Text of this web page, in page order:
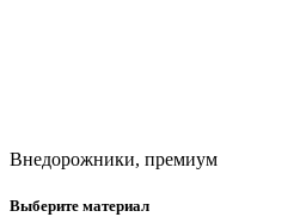
Внедорожники, премиум
Выберите материал